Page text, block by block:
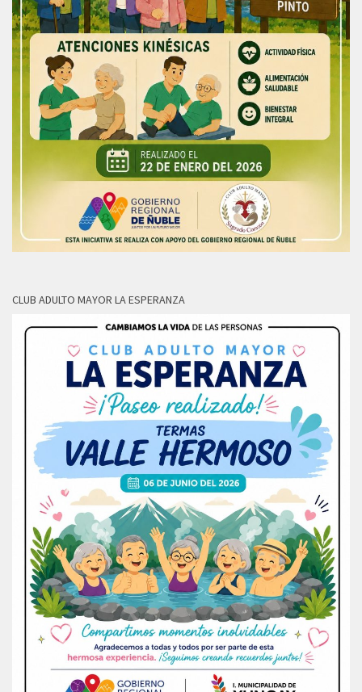
CLUB ADULTO MAYOR LA ESPERANZA